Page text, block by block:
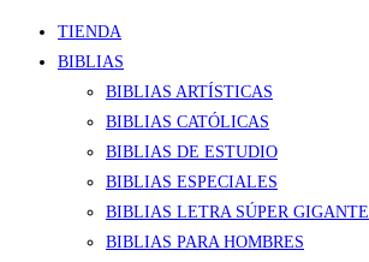
TIENDA
BIBLIAS
BIBLIAS ARTÍSTICAS
BIBLIAS CATÓLICAS
BIBLIAS DE ESTUDIO
BIBLIAS ESPECIALES
BIBLIAS LETRA SÚPER GIGANTE
BIBLIAS PARA HOMBRES